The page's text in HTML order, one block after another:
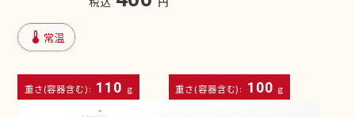
device_thermostat 常温
重さ(容器含む): 110 g 重さ(容器含む): 100 g